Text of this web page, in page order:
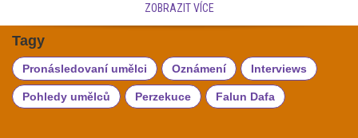
ZOBRAZIT VÍCE
Tagy
Pronásledovaní umělci Oznámení Interviews
Pohledy umělců Perzekuce Falun Dafa